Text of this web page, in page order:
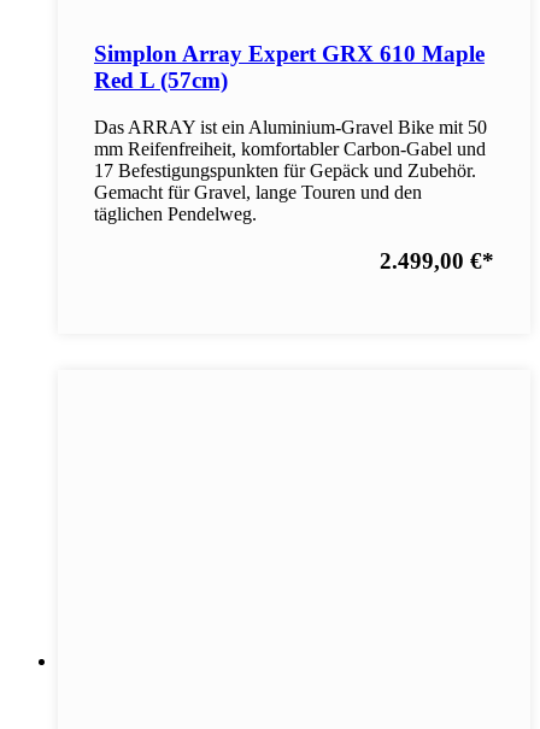
Simplon Array Expert GRX 610 Maple
Red L (57cm)
Das ARRAY ist ein Aluminium-Gravel Bike mit 50
mm Reifenfreiheit, komfortabler Carbon-Gabel und
17 Befestigungspunkten für Gepäck und Zubehör.
Gemacht für Gravel, lange Touren und den
täglichen Pendelweg.
2.499,00 €*